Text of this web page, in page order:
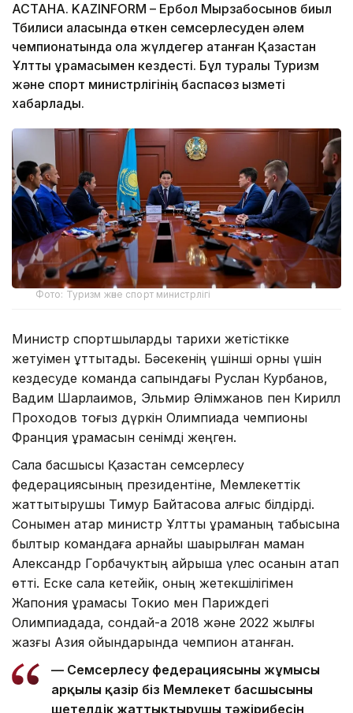
АСТАНА. KAZINFORM – Ербол Мырзабосынов биыл
Тбилиси қаласында өткен семсерлесуден әлем
чемпионатында қола жүлдегер атанған Қазақстан
Ұлттық құрамасымен кездесті. Бұл туралы Туризм
және спорт министрлігінің баспасөз қызметі
хабарлады.
Фото: Туризм және спорт министрлігі
Министр спортшыларды тарихи жетістікке
жетуімен құттықтады. Бәсекенің үшінші орны үшін
кездесуде команда сапындағы Руслан Курбанов,
Вадим Шарлаимов, Эльмир Әлімжанов пен Кирилл
Проходов тоғыз дүркін Олимпиада чемпионы
Франция құрамасын сенімді жеңген.
Сала басшысы Қазақстан семсерлесу
федерациясының президентіне, Мемлекеттік
жаттықтырушы Тимур Байтасовқа алғыс білдірді.
Сонымен қатар министр Ұлттық құраманың табысына
былтыр командаға арнайы шақырылған маман
Александр Горбачуктың айрықша үлес қосқанын атап
өтті. Еске сала кетейік, оның жетекшілігімен
Жапония құрамасы Токио мен Париждегі
Олимпиадада, сондай-ақ 2018 және 2022 жылғы
жазғы Азия ойындарында чемпион атанған.
— Семсерлесу федерациясының жұмысы
арқылы қазір біз Мемлекет басшысының
шетелдік жаттықтырушы тәжірибесін